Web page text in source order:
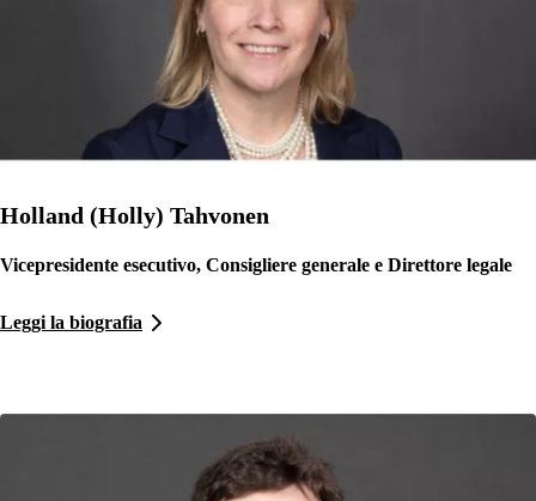
Holland (Holly) Tahvonen
Vicepresidente esecutivo, Consigliere generale e Direttore legale
Leggi la biografia